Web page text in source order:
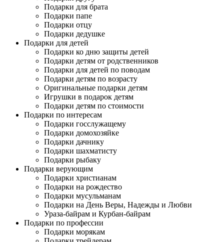
Подарки для брата
Подарки папе
Подарки отцу
Подарки дедушке
Подарки для детей
Подарки ко дню защиты детей
Подарки детям от родственников
Подарки для детей по поводам
Подарки детям по возрасту
Оригинальные подарки детям
Игрушки в подарок детям
Подарки детям по стоимости
Подарки по интересам
Подарки госслужащему
Подарки домохозяйке
Подарки дачнику
Подарки шахматисту
Подарки рыбаку
Подарки верующим
Подарки христианам
Подарки на рождество
Подарки мусульманам
Подарки на День Веры, Надежды и Любви
Ураза-байрам и Курбан-байрам
Подарки по профессии
Подарки морякам